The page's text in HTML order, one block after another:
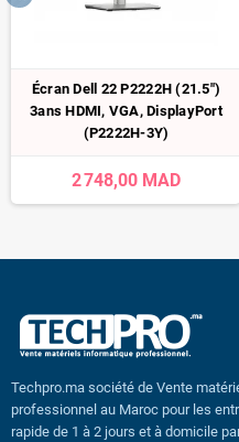
Écran Dell 22 P2222H (21.5")
3ans HDMI, VGA, DisplayPort
(P2222H-3Y)
2 748,00 MAD
Techpro.ma société de Vente
professionnel au Maroc pour les
rapide de 1 à 2 jours et à domicile